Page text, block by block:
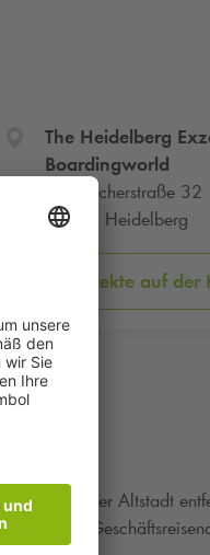
The Heidelberg
Boardingworld
Rohrbacherstraße 32
69115 Heidelberg
Parkobjekte auf
Heidelberger Altstadt
Ideal für